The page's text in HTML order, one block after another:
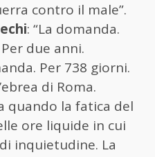
contro il male”.
: “La domanda.
due anni.
Per 738 giorni.
di Roma.
quando la fatica del
ore liquide in cui
inquietudine. La